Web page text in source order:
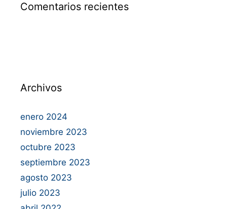
Comentarios recientes
Archivos
enero 2024
noviembre 2023
octubre 2023
septiembre 2023
agosto 2023
julio 2023